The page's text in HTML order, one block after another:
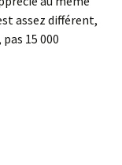
assez différent,
15 000